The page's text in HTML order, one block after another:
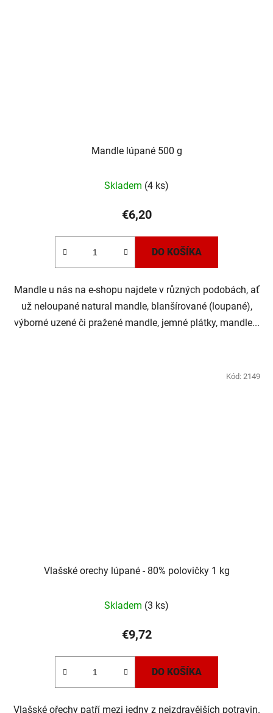
Mandle lúpané 500 g
Skladem (4 ks)
€6,20
DO KOŠÍKA
Mandle u nás na e-shopu najdete v různých podobách, ať
už neloupané natural mandle, blanšírované (loupané),
výborné uzené či pražené mandle, jemné plátky, mandle...
Vlašské orechy lúpané - 80% polovičky 1 kg
Skladem (3 ks)
€9,72
DO KOŠÍKA
Vlašské ořechy patří mezi jedny z nejzdravějších potravin.
Kód: 2149